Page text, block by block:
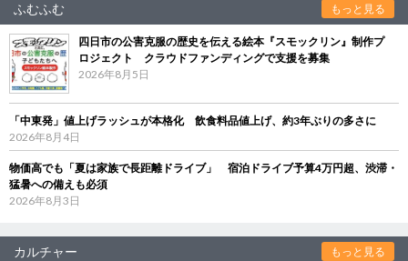
ふむふむ もっと見る
四日市の公害克服の歴史を伝える絵本『スモックリン』制作プ
ロジェクト クラウドファンディングで支援を募集
2026年8月5日
「中東発」値上げラッシュが本格化 飲食料品値上げ、約3年ぶりの多さに
2026年8月4日
物価高でも「夏は家族で長距離ドライブ」 宿泊ドライブ予算4万円超、渋滞・
猛暑への備えも必須
2026年8月3日
カルチャー もっと見る